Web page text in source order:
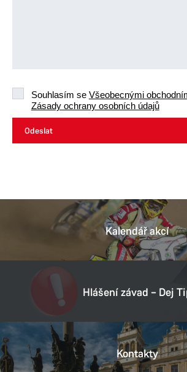
Souhlasím se Všeobecnými
Zásady ochrany osobních údajů
Odeslat
Kalendář akcí
Hlášení závad – Dej
Kontakty